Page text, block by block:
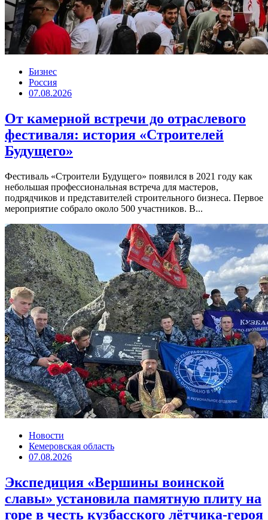
Бизнес
Россия
07.08.2026
От камерной встречи до отраслевого
фестиваля: история «Строителей
Будущего»
Фестиваль «Строители Будущего» появился в 2021 году как
небольшая профессиональная встреча для мастеров,
подрядчиков и представителей строительного бизнеса. Первое
мероприятие собрало около 500 участников. В...
Новости
Кемеровская область
07.08.2026
Экспедиция «Вершины воинской
славы» установила памятную плиту на
горе в честь кузбасского лётчика-героя